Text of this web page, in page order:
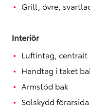
Grill, övre,
Interiör
Luftintag,
Handtag i taket
Armstöd bak
Solskydd